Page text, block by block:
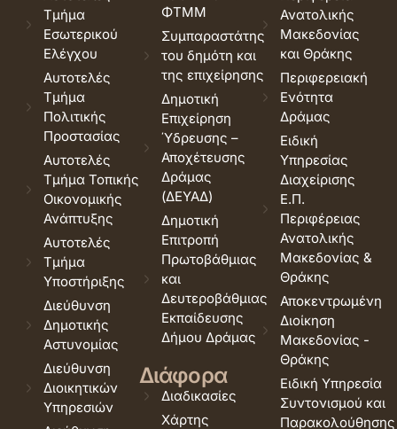
Τμήμα
Εσωτερικού
Ελέγχου
Αυτοτελές
Τμήμα
Πολιτικής
Προστασίας
Αυτοτελές
Τμήμα Τοπικής
Οικονομικής
Ανάπτυξης
Αυτοτελές
Τμήμα
Υποστήριξης
Διεύθυνση
Δημοτικής
Αστυνομίας
Διεύθυνση
Διοικητικών
Υπηρεσιών
ΦΤΜΜ
Συμπαραστάτης
του δημότη και
της επιχείρησης
Δημοτική
Επιχείρηση
Ύδρευσης –
Αποχέτευσης
Δράμας
(ΔΕΥΑΔ)
Δημοτική
Επιτροπή
Πρωτοβάθμιας
και
Δευτεροβάθμιας
Εκπαίδευσης
Δήμου Δράμας
Διάφορα
Διαδικασίες
Χάρτης
Ανατολικής
Μακεδονίας
και Θράκης
Περιφερειακή
Ενότητα
Δράμας
Ειδική
Υπηρεσίας
Διαχείρισης
Ε.Π.
Περιφέρειας
Ανατολικής
Μακεδονίας &
Θράκης
Αποκεντρωμένη
Διοίκηση
Μακεδονίας -
Θράκης
Ειδική Υπηρεσία
Συντονισμού και
Παρακολούθησης